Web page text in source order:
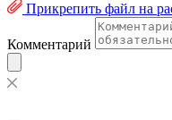
Прикрепить файл на
Комментарий